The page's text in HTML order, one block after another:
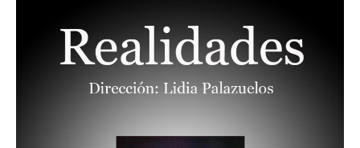
sobre todo, non xulgar.